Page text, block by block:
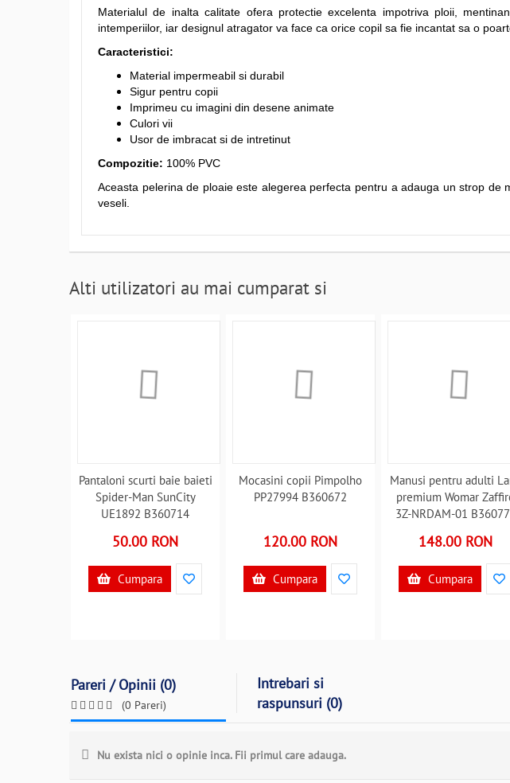
Materialul de inalta calitate ofera protectie excelenta impotriva ploii,
intemperiilor, iar designul atragator va face ca orice copil sa fie incantat sa o
Caracteristici:
Material impermeabil si durabil
Sigur pentru copii
Imprimeu cu imagini din desene animate
Culori vii
Usor de imbracat si de intretinut
Compozitie: 100% PVC
Aceasta pelerina de ploaie este alegerea perfecta pentru a adauga un strop
veseli.
Alti utilizatori au mai cumparat si
Pantaloni scurti baie baieti
Spider-Man SunCity
UE1892 B360714
50.00 RON
Cumpara
Mocasini copii Pimpolho
PP27994 B360672
120.00 RON
Cumpara
Manusi pentru adulti
premium Womar
3Z-NRDAM-01
148.00 RON
Cumpara
Pareri / Opinii (0)
(0 Pareri)
Intrebari si
raspunsuri (0)
Nu exista nici o opinie inca. Fii primul care adauga.